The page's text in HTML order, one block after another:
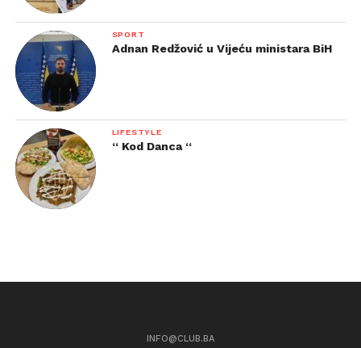
SPORT
Adnan Redžović u Vijeću ministara BiH
LIFESTYLE
“ Kod Danca “
INFO@CLUB.BA